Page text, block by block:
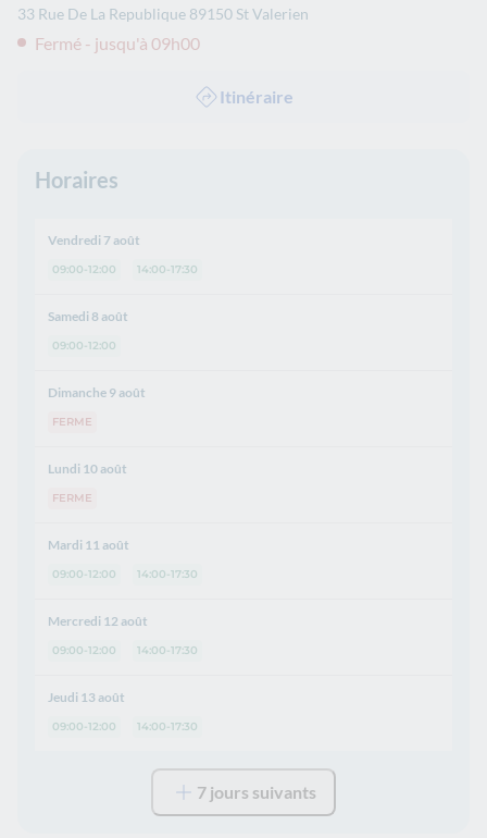
33 Rue De La Republique 89150 St Valerien
Fermé - jusqu'à 09h00
Itinéraire
Horaires
Vendredi 7 août
09:00-12:00 14:00-17:30
Samedi 8 août
09:00-12:00
Dimanche 9 août
FERME
Lundi 10 août
FERME
Mardi 11 août
09:00-12:00 14:00-17:30
Mercredi 12 août
09:00-12:00 14:00-17:30
Jeudi 13 août
09:00-12:00 14:00-17:30
7 jours suivants